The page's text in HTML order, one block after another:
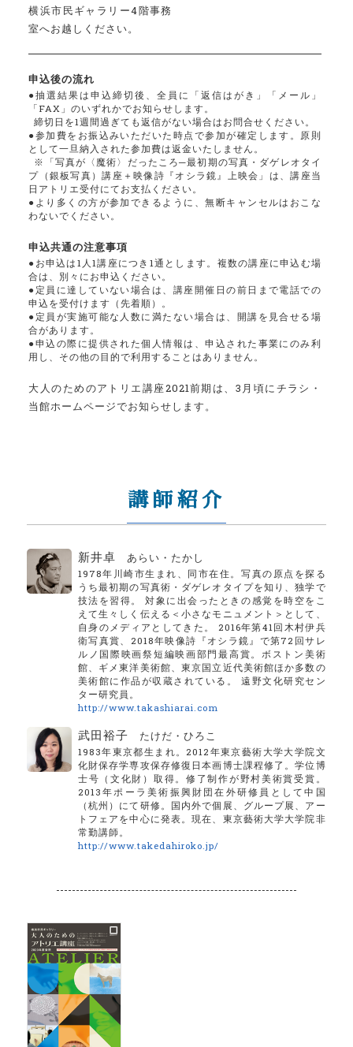
横浜市民ギャラリー4階事務
室へお越しください。
申込後の流れ
●抽選結果は申込締切後、全員に「返信はがき」「メール」
「FAX」のいずれかでお知らせします。
締切日を1週間過ぎても返信がない場合はお問合せください。
●参加費をお振込みいただいた時点で参加が確定します。原則
として一旦納入された参加費は返金いたしません。
※「写真が〈魔術〉だったころ─最初期の写真・ダゲレオタイ
プ（銀板写真）講座＋映像詩『オシラ鏡』上映会」は、講座当
日アトリエ受付にてお支払ください。
●より多くの方が参加できるように、無断キャンセルはおこな
わないでください。
申込共通の注意事項
●お申込は1人1講座につき1通とします。複数の講座に申込む場
合は、別々にお申込ください。
●定員に達していない場合は、講座開催日の前日まで電話での
申込を受付けます（先着順）。
●定員が実施可能な人数に満たない場合は、開講を見合せる場
合があります。
●申込の際に提供された個人情報は、申込された事業にのみ利
用し、その他の目的で利用することはありません。
大人のためのアトリエ講座2021前期は、3月頃にチラシ・
当館ホームページでお知らせします。
講師紹介
新井卓 あらい・たかし
1978年川崎市生まれ、同市在住。写真の原点を探る
うち最初期の写真術・ダゲレオタイプを知り、独学で
技法を習得。 対象に出会ったときの感覚を時空をこ
えて生々しく伝える＜小さなモニュメント＞として、
自身のメディアとしてきた。 2016年第41回木村伊兵
衛写真賞、2018年映像詩『オシラ鏡』で第72回サレ
ルノ国際映画祭短編映画部門最高賞。ボストン美術
館、ギメ東洋美術館、東京国立近代美術館ほか多数の
美術館に作品が収蔵されている。 遠野文化研究セン
ター研究員。
http://www.takashiarai.com
武田裕子 たけだ・ひろこ
1983年東京都生まれ。2012年東京藝術大学大学院文
化財保存学専攻保存修復日本画博士課程修了。学位博
士号（文化財）取得。修了制作が野村美術賞受賞。
2013年ポーラ美術振興財団在外研修員として中国
（杭州）にて研修。国内外で個展、グループ展、アー
トフェアを中心に発表。現在、東京藝術大学大学院非
常勤講師。
http://www.takedahiroko.jp/